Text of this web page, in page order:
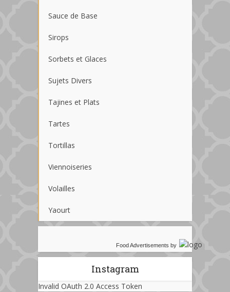
Sauce de Base
Sirops
Sorbets et Glaces
Sujets Divers
Tajines et Plats
Tartes
Tortillas
Viennoiseries
Volailles
Yaourt
Food Advertisements by
Instagram
Invalid OAuth 2.0 Access Token